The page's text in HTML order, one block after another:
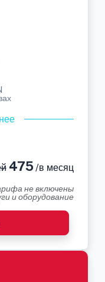
475 /в месяц
не включены
и оборудование